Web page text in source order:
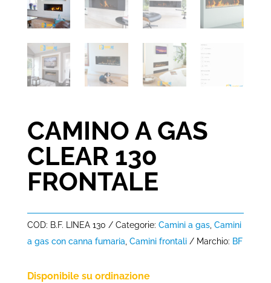
CAMINO A GAS
CLEAR 130
FRONTALE
COD: B.F. LINEA 130 Categorie: Camini a gas, Camini
a gas con canna fumaria, Camini frontali Marchio: BF
Disponibile su ordinazione